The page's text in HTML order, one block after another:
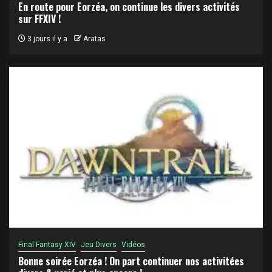
En route pour Eorzéa, on continue les divers activités
sur FFXIV !
3 jours il y a Aratas
Final Fantasy XIV Jeu Divers Vidéos
Bonne soirée Eorzéa ! On part continuer nos activitées